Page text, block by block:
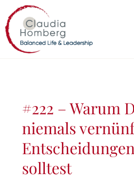
#222 – Warum
niemals
solltest